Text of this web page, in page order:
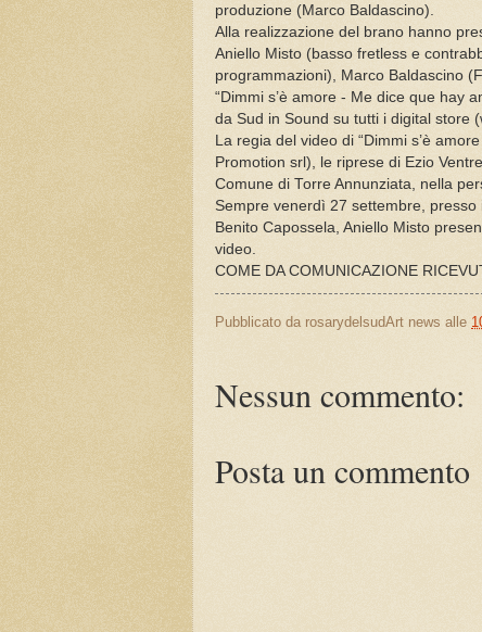
produzione (Marco Baldascino).
Alla realizzazione del brano hanno
Aniello Misto (basso fretless e
programmazioni), Marco Baldascino
“Dimmi s’è amore - Me dice que hay
da Sud in Sound su tutti i digital store
La regia del video di “Dimmi s’è
Promotion srl), le riprese di Ezio
Comune di Torre Annunziata, nella
Sempre venerdì 27 settembre,
Benito Capossela, Aniello Misto
video.
COME DA COMUNICAZIONE
Pubblicato da rosarydelsudArt news alle
Nessun commento:
Posta un commento